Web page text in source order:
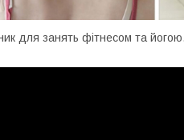
для занять фітнесом та